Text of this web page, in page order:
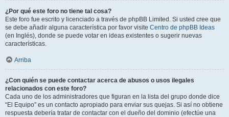
¿Por qué este foro no tiene tal cosa?
Este foro fue escrito y licenciado a través de phpBB Limited. Si usted cree que
se debe añadir alguna característica por favor visite Centro de phpBB Ideas
(en Inglés), donde se puede votar en ideas existentes o sugerir nuevas
características.
Arriba
¿Con quién se puede contactar acerca de abusos o usos ilegales
relacionados con este foro?
Cada uno de los administradores que figuran en la lista del grupo donde dice
“El Equipo” es un contacto apropiado para enviar sus quejas. Si así no obtiene
respuesta debería tratar de contactar con el dueño del dominio (efectúe una